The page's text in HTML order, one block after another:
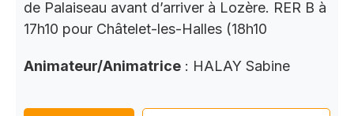
de Palaiseau avant d’arriver à Lozère. RER B à
17h10 pour Châtelet-les-Halles (18h10
Animateur/Animatrice : HALAY Sabine